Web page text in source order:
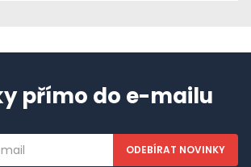
přímo do e-mailu